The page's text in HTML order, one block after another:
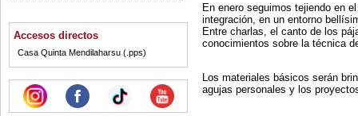
Accesos directos
Casa Quinta Mendilaharsu (.pps)
En enero seguimos tejiendo en
integración, en un entorno
Entre charlas, el canto de los
conocimientos sobre la técnica
Los materiales básicos serán
agujas personales y los